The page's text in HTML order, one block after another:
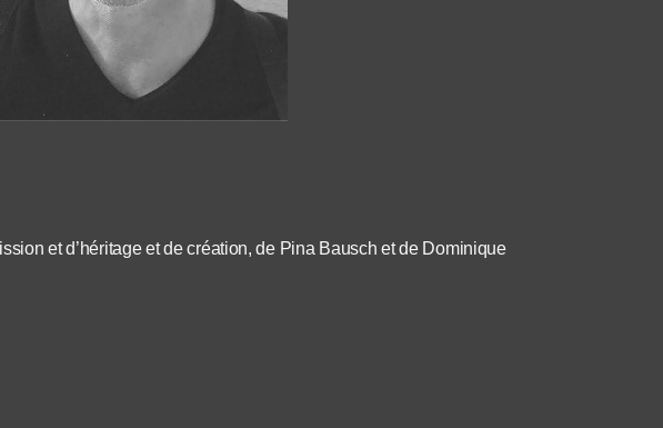
et d’héritage et de création, de Pina Bausch et de Dominique